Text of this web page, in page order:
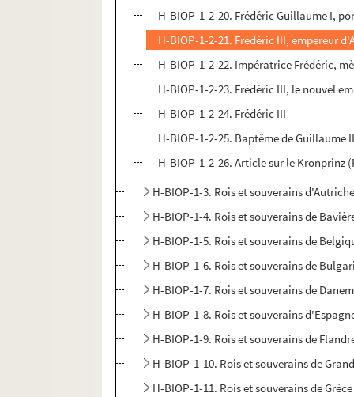
H-BIOP-1-2-20. Frédéric Guillaume I,
H-BIOP-1-2-21. Frédéric III, empereur
H-BIOP-1-2-22. Impératrice Frédéric,
H-BIOP-1-2-23. Frédéric III, le nouvel
H-BIOP-1-2-24. Frédéric III
H-BIOP-1-2-25. Baptême de Guillaume
H-BIOP-1-2-26. Article sur le Kronprinz
H-BIOP-1-3. Rois et souverains
H-BIOP-1-4. Rois et souverains de
H-BIOP-1-5. Rois et souverains de
H-BIOP-1-6. Rois et souverains de
H-BIOP-1-7. Rois et souverains de
H-BIOP-1-8. Rois et souverains
H-BIOP-1-9. Rois et souverains de
H-BIOP-1-10. Rois et souverains de
H-BIOP-1-11. Rois et souverains de Grèce